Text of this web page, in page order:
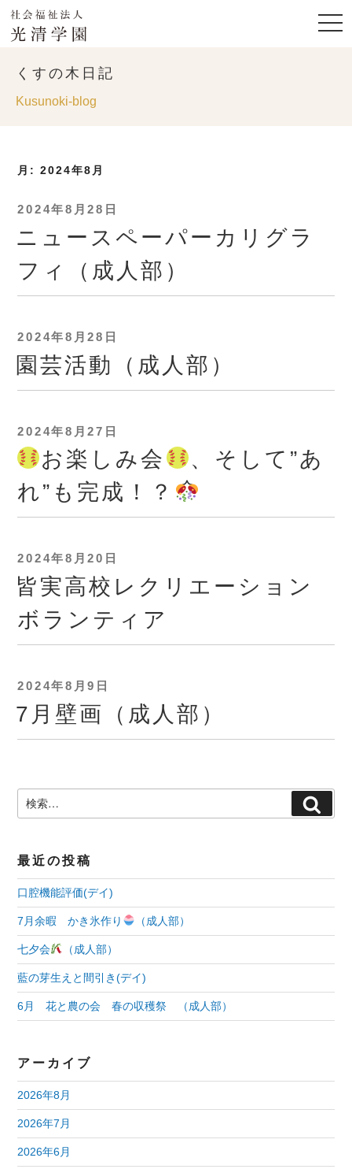
くすの木日記
Kusunoki-blog
月:2024年8月
投
日:
2024年8月28日
ニュースペーパーカリグラ
フィ（成人部）
投
稿
日:
2024年8月28日
園芸活動（成人部）
投
稿
日:
2024年8月27日
お楽しみ会
、そして”あ
れ”も完成！？
投
稿
日:
2024年8月20日
皆実高校レクリエーション
ボランティア
投
日:
2024年8月9日
7月壁画（成人部）
索
最近の投稿
口腔機能評価(デイ)
7月余暇 かき氷作り （成人部）
七夕会 （成人部）
藍の芽生えと間引き(デイ)
6月 花と農の会 春の収穫祭 （成人部）
アーカイブ
2026年8月
2026年7月
2026年6月